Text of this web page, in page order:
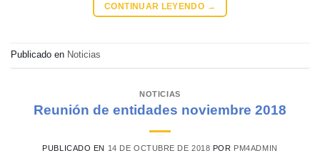
CONTINUAR LEYENDO →
Publicado en Noticias
NOTICIAS
Reunión de entidades noviembre 2018
PUBLICADO EN 14 DE OCTUBRE DE 2018 POR PM4ADMIN